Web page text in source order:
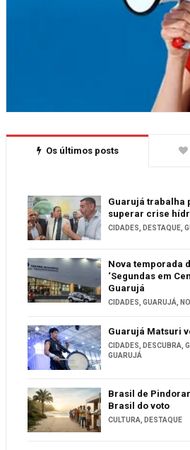
Os últimos posts
Guarujá trabalha
superar crise
CIDADES, DESTAQUE,
Nova temporada
‘Segundas em
Guarujá
CIDADES,GUARUJÁ,
Guarujá Matsuri
CIDADES, DESCUBRA,
GUARUJÁ
Brasil de
Brasil do voto
CULTURA, DESTAQUE